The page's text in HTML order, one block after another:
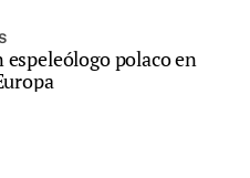
espeleólogo polaco en